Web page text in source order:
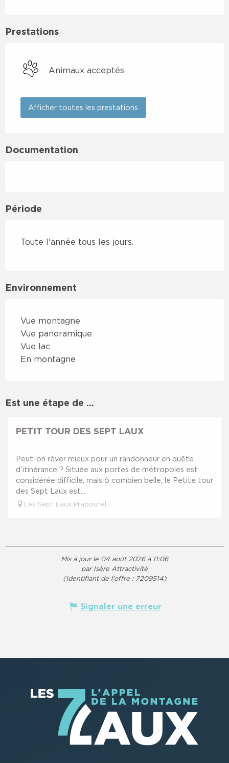
Prestations
Animaux acceptés
Afficher toutes les prestations
Documentation
Période
Toute l'année tous les jours.
Environnement
Vue montagne
Vue panoramique
Vue lac
En montagne
Est une étape de ...
PETIT TOUR DES SEPT LAUX
Peut-on rêver mieux pour un randonneur en quête
d'itinérance ? Située aux portes de métropoles est
considérée difficile, mais ô combien belle, le Petite tour
des Sept Laux est...
Les Sept Laux Prapoutel
Mis à jour le 04 août 2026 à 11:06
par Isère Attractivité
(Identifiant de l'offre : 7209514)
Signaler une erreur